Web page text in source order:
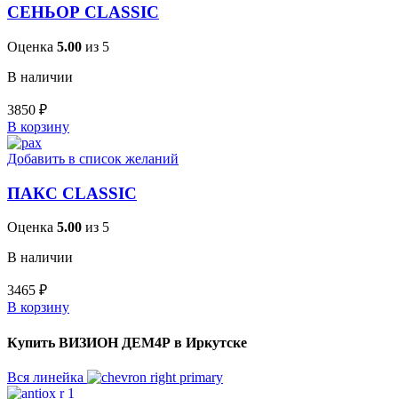
СЕНЬОР CLASSIC
Оценка 5.00 из 5
В наличии
3850 ₽
В корзину
Добавить в список желаний
ПАКС CLASSIC
Оценка 5.00 из 5
В наличии
3465 ₽
В корзину
Купить ВИЗИОН ДЕМ4Р в Иркутске
Вся линейка